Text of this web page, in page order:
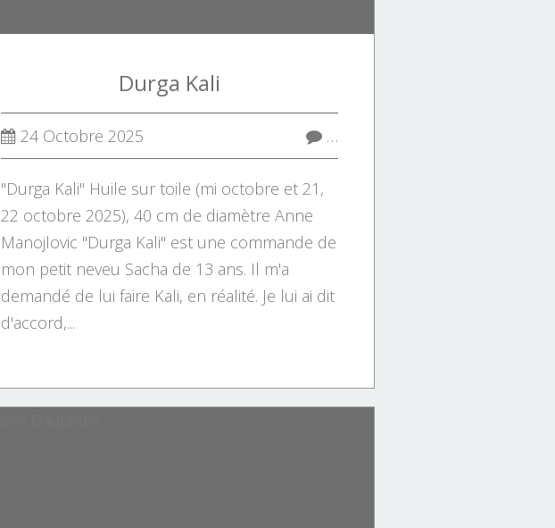
Durga Kali
24 Octobre 2025 …
"Durga Kali" Huile sur toile (mi octobre et 21,
22 octobre 2025), 40 cm de diamètre Anne
Manojlovic "Durga Kali" est une commande de
mon petit neveu Sacha de 13 ans. Il m'a
demandé de lui faire Kali, en réalité. Je lui ai dit
d'accord,...